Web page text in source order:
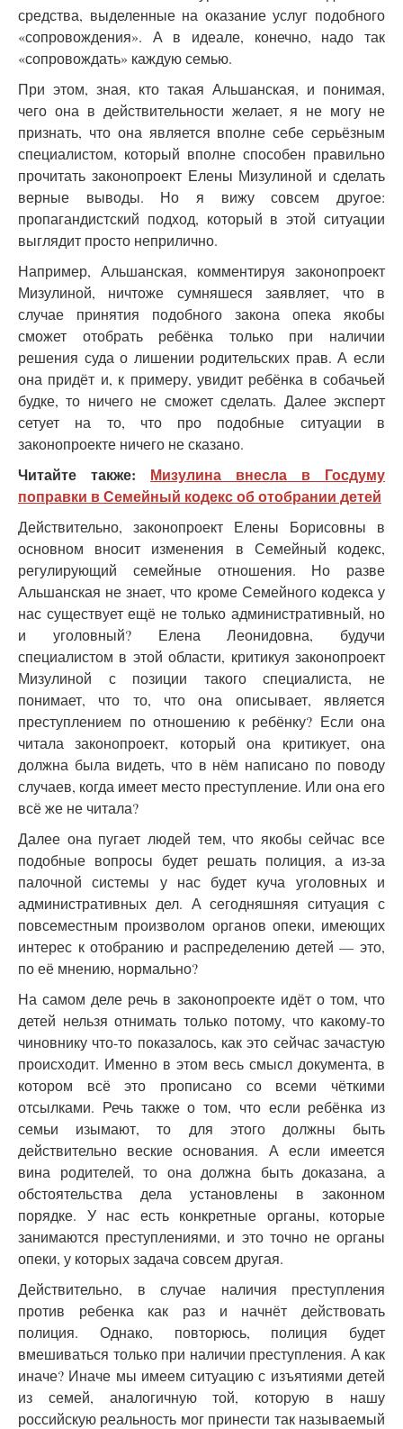
средства, выделенные на оказание услуг подобного
«сопровождения». А в идеале, конечно, надо так
«сопровождать» каждую семью.
При этом, зная, кто такая Альшанская, и понимая,
чего она в действительности желает, я не могу не
признать, что она является вполне себе серьёзным
специалистом, который вполне способен правильно
прочитать законопроект Елены Мизулиной и сделать
верные выводы. Но я вижу совсем другое:
пропагандистский подход, который в этой ситуации
выглядит просто неприлично.
Например, Альшанская, комментируя законопроект
Мизулиной, ничтоже сумняшеся заявляет, что в
случае принятия подобного закона опека якобы
сможет отобрать ребёнка только при наличии
решения суда о лишении родительских прав. А если
она придёт и, к примеру, увидит ребёнка в собачьей
будке, то ничего не сможет сделать. Далее эксперт
сетует на то, что про подобные ситуации в
законопроекте ничего не сказано.
Читайте также: Мизулина внесла в Госдуму
поправки в Семейный кодекс об отобрании детей
Действительно, законопроект Елены Борисовны в
основном вносит изменения в Семейный кодекс,
регулирующий семейные отношения. Но разве
Альшанская не знает, что кроме Семейного кодекса у
нас существует ещё не только административный, но
и уголовный? Елена Леонидовна, будучи
специалистом в этой области, критикуя законопроект
Мизулиной с позиции такого специалиста, не
понимает, что то, что она описывает, является
преступлением по отношению к ребёнку? Если она
читала законопроект, который она критикует, она
должна была видеть, что в нём написано по поводу
случаев, когда имеет место преступление. Или она его
всё же не читала?
Далее она пугает людей тем, что якобы сейчас все
подобные вопросы будет решать полиция, а из-за
палочной системы у нас будет куча уголовных и
административных дел. А сегодняшняя ситуация с
повсеместным произволом органов опеки, имеющих
интерес к отобранию и распределению детей — это,
по её мнению, нормально?
На самом деле речь в законопроекте идёт о том, что
детей нельзя отнимать только потому, что какому-то
чиновнику что-то показалось, как это сейчас зачастую
происходит. Именно в этом весь смысл документа, в
котором всё это прописано со всеми чёткими
отсылками. Речь также о том, что если ребёнка из
семьи изымают, то для этого должны быть
действительно веские основания. А если имеется
вина родителей, то она должна быть доказана, а
обстоятельства дела установлены в законном
порядке. У нас есть конкретные органы, которые
занимаются преступлениями, и это точно не органы
опеки, у которых задача совсем другая.
Действительно, в случае наличия преступления
против ребенка как раз и начнёт действовать
полиция. Однако, повторюсь, полиция будет
вмешиваться только при наличии преступления. А как
иначе? Иначе мы имеем ситуацию с изъятиями детей
из семей, аналогичную той, которую в нашу
российскую реальность мог принести так называемый